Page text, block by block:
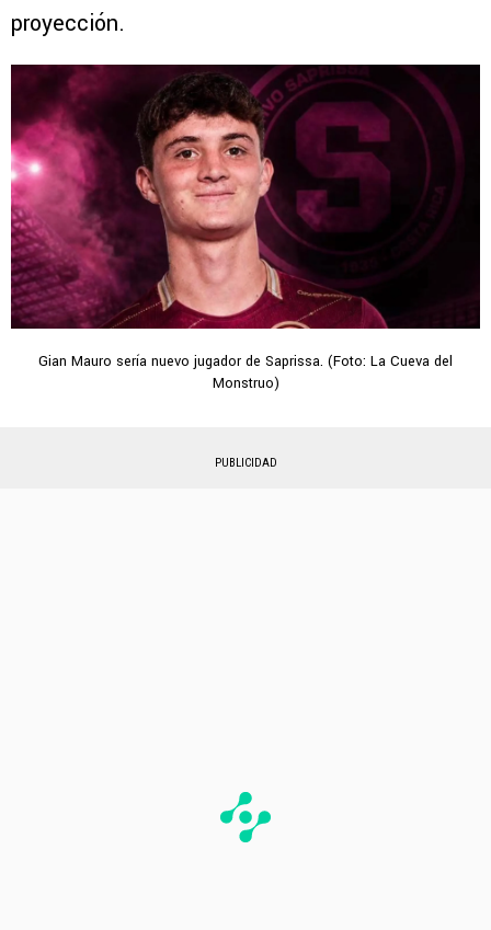
proyección.
Gian Mauro sería nuevo jugador de Saprissa. (Foto: La Cueva del
Monstruo)
PUBLICIDAD